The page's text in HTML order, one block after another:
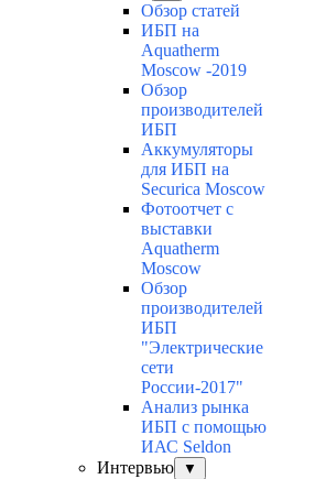
Обзор статей
ИБП на
Aquatherm
Moscow -2019
Обзор
производителей
ИБП
Аккумуляторы
для ИБП на
Securica Moscow
Фотоотчет с
выставки
Aquatherm
Moscow
Обзор
производителей
ИБП
"Электрические
сети
России-2017"
Анализ рынка
ИБП с помощью
ИАС Seldon
Интервью
▼